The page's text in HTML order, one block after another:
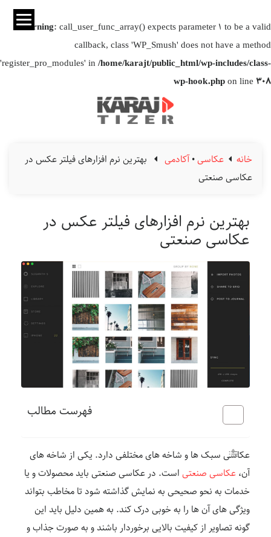
Warning: call_user_func_array() expects parameter 1 to be a valid
callback, class 'WP_Smush' does not have a method
'register_pro_modules' in/home/karajt/public_html/wp-includes/class-
wp-hook.phpon line 308
خانه عکاسی•آکادمی
بهترین نرم افزارهای فیلتر عکس در
عکاسی صنعتی
بهترین نرم افزارهای فیلتر عکس در
عکاسی صنعتی
فهرست مطالب
عکاسی سبک ها و شاخه های مختلفی دارد. یکی از شاخه های
آن،عکاسی صنعتیاست. در عکاسی صنعتی باید محصولات و یا
خدمات به نحو صحیحی به نمایش گذاشته شود تا مخاطب بتواند
ویژگی های آن ها را به خوبی درک کند. به همین دلیل باید این
گونه تصاویر از کیفیت بالایی برخوردار باشند و به صورت جذاب و